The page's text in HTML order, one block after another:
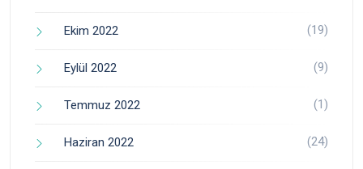
Ekim 2022 (19)
Eylül 2022 (9)
Temmuz 2022 (1)
Haziran 2022 (24)